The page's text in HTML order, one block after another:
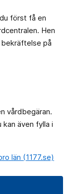
först få en
Hen
på
vårdbegäran.
även fylla i
län (1177.se)